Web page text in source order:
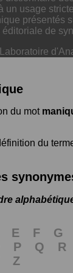
un usage
présentés
éditoriale de
Laboratoire
du mot
du
E F G
P Q R
Z